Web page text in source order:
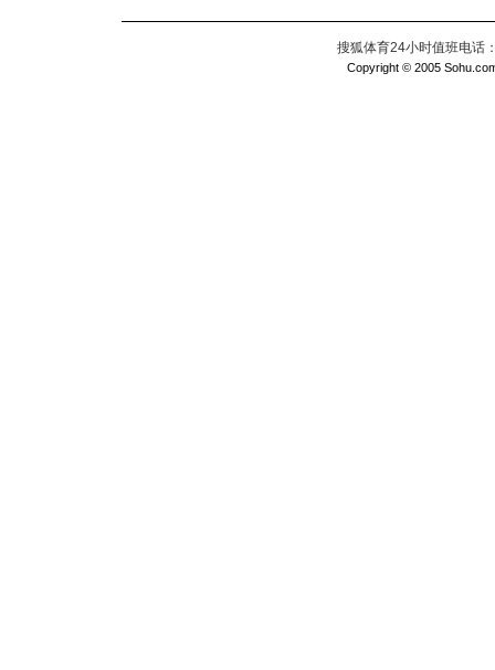
搜狐体育24小时值班电话
Copyright © 2005